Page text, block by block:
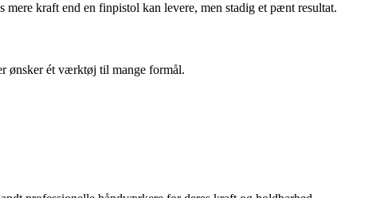
kraft end en finpistol kan levere, men stadig et pænt resultat.
ønsker ét værktøj til mange formål.